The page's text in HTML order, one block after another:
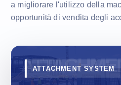
a migliorare l'utilizzo della
opportunità di vendita degli
ATTACHMENT SYSTEM